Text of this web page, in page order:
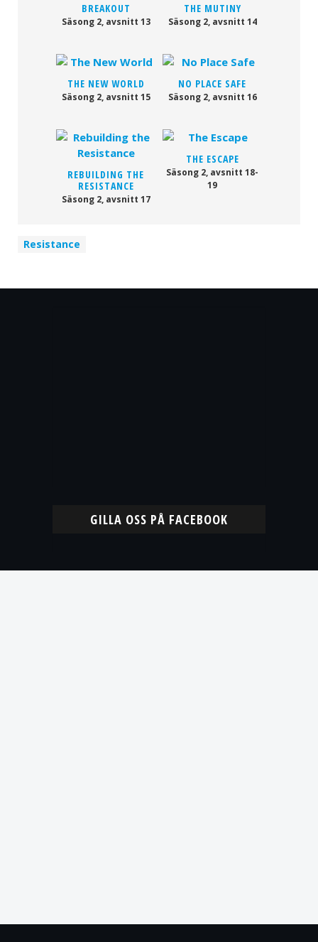
BREAKOUT
Säsong 2, avsnitt 13
THE MUTINY
Säsong 2, avsnitt 14
THE NEW WORLD
Säsong 2, avsnitt 15
NO PLACE SAFE
Säsong 2, avsnitt 16
REBUILDING THE
RESISTANCE
Säsong 2, avsnitt 17
THE ESCAPE
Säsong 2, avsnitt 18-
19
Resistance
GILLA OSS PÅ FACEBOOK